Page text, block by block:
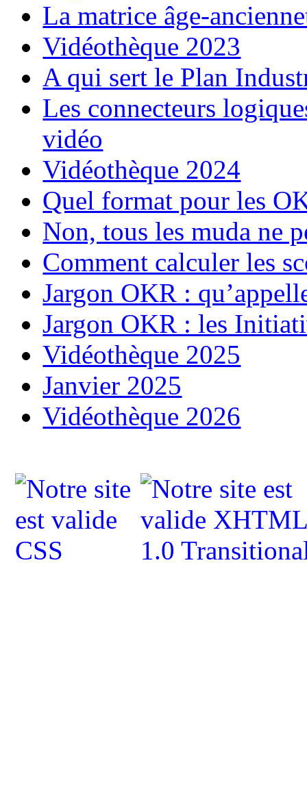
La matrice âge-
Vidéothèque 2023
A qui sert le Plan
Les connecteurs
vidéo
Vidéothèque 2024
Quel format pour les
Non, tous les muda ne
Comment calculer les
Jargon OKR :
Jargon OKR : les
Vidéothèque 2025
Janvier 2025
Vidéothèque 2026